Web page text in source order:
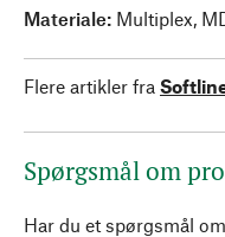
Materiale: Multiplex,
Flere artikler fra
Spørgsmål om
Har du et spørgsmål